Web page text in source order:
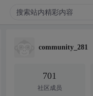
community_281
701
社区成员